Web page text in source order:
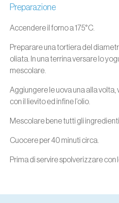
Preparazione
Accendere il forno a 175°C.
Preparare una tortiera del
oliata. In una terrina versare lo
mescolare.
Aggiungere le uova una alla
con il lievito ed infine l’olio.
Mescolare bene tutti gli
Cuocere per 40 minuti circa.
Prima di servire spolverizzare con